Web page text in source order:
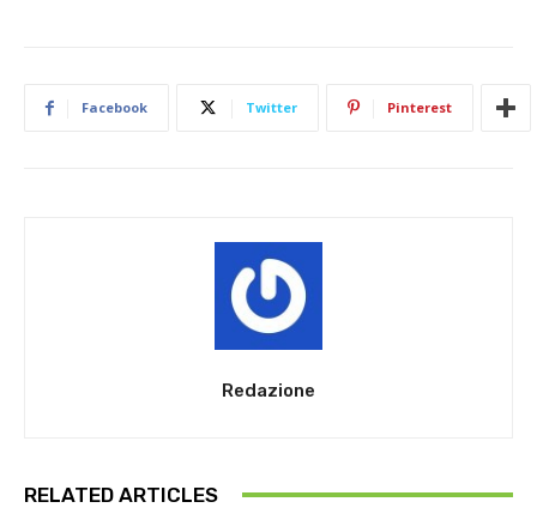
Facebook Twitter Pinterest
Redazione
RELATED ARTICLES